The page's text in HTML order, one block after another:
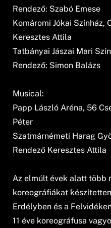
Rendező: Szabó Emese
Komáromi Jókai Színház,
Keresztes Attila
Tatbányai Jászai Mari
Rendező: Simon Balázs
Musical:
Papp László Aréna, 56
Péter
Szatmárnémeti Harag
Rendező Keresztes Attila
Az elmúlt évek alatt több
koreográfiákat
Erdélyben és a
11 éve koreográfusa